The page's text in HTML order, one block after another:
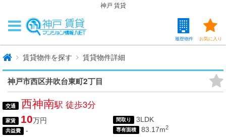
神戸 賃貸
お気に入り
履歴物件
賃貸物件を探す 賃貸物件詳細
神戸市西区井吹台東町2丁目
交通 西神南駅 徒歩3分
家賃 10万円
共益費 -
間取り 3LDK
専有面積 83.17m2